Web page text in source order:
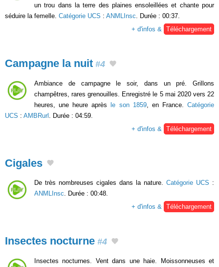
un trou dans la terre des plaines ensoleillées et chante pour
séduire la femelle. Catégorie UCS : ANMLInsc . Durée : 00:37.
+ d'infos &
Téléchargement
Campagne la nuit #4
Ambiance de campagne le soir, dans un pré. Grillons
champêtres, rares grenouilles. Enregistré le 5 mai 2020 vers 22
heures, une heure aprèsle son 1859, en France.Catégorie
UCS : AMBRurl . Durée : 04:59.
+ d'infos &
Téléchargement
Cigales
De très nombreuses cigales dans la nature. Catégorie UCS :
ANMLInsc. Durée : 00:48.
+ d'infos & Téléchargement
Insectes nocturne #4
Insectes nocturnes. Vent dans une haie. Moissonneuses et